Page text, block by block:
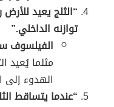
“الثلج يعيد
توازنه الداخلي.”
الفيلسوف
مثلما يُعيد
الهدوء إلى
“عندما يتساقط